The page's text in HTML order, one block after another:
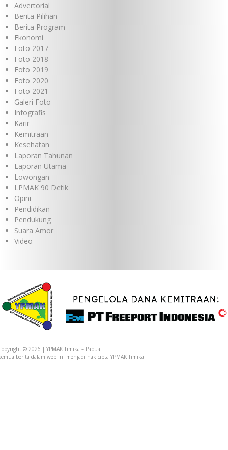
Dukungan YPMAK kepada Yayasan Lokal Mimika
Advertorial
Berita Pilihan
Berita Program
Ekonomi
Foto 2017
Foto 2018
Foto 2019
Foto 2020
Foto 2021
Galeri Foto
Infografis
Karir
Kemitraan
Kesehatan
Laporan Tahunan
Laporan Utama
Lowongan
LPMAK 90 Detik
Opini
Pendidikan
Pendukung
Suara Amor
Video
© 2026 | YPMAK Timika – Papua
berita dalam web ini menjadi hak cipta YPMAK Timika